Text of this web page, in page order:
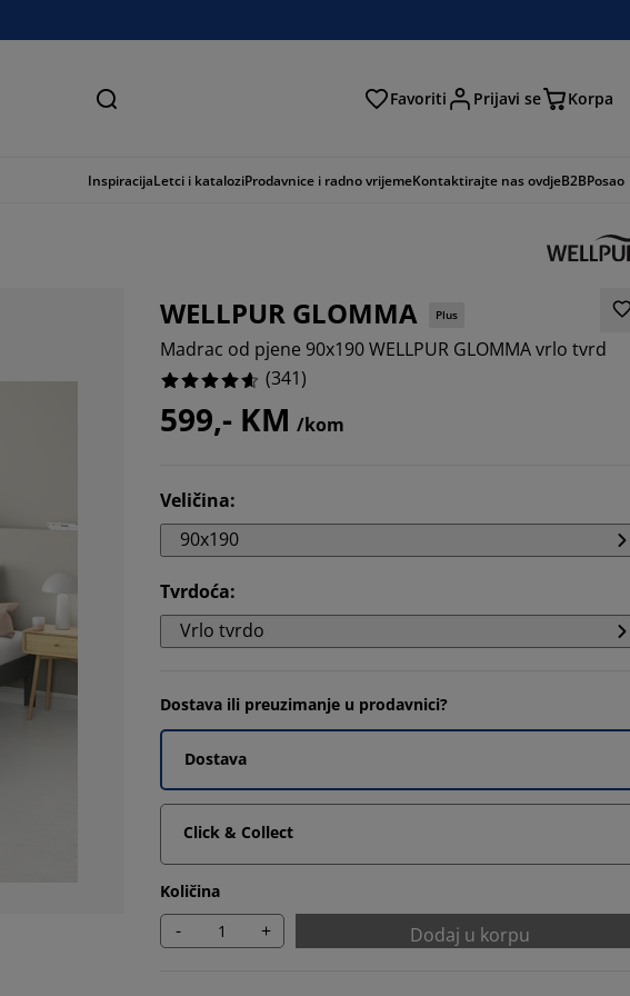
Traži Favoriti Prijavi se Korpa
InspiracijaLetci i kataloziProdavnice i radno vrijemeKontaktirajte nas ovdjeB2BPosao
WELLPUR GLOMMA Plus
Madrac od pjene 90x190 WELLPUR GLOMMA vrlo tvrd
(341)
599,- KM /kom
Veličina:
90x190
Tvrdoća:
Vrlo tvrdo
Dostava ili preuzimanje u prodavnici?
Dostava
Click & Collect
Količina
- + Dodaj u korpu
2.932551319648094%
1.7595307917888565%
4.105571847507331%